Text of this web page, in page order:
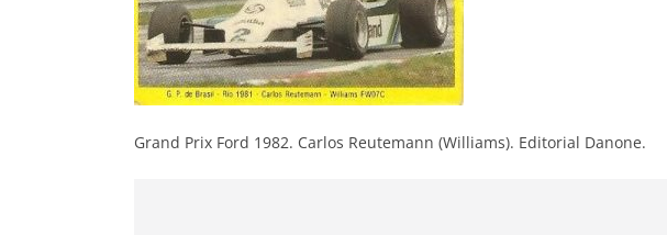
Grand Prix Ford 1982. Carlos Reutemann (Williams). Editorial Danone.